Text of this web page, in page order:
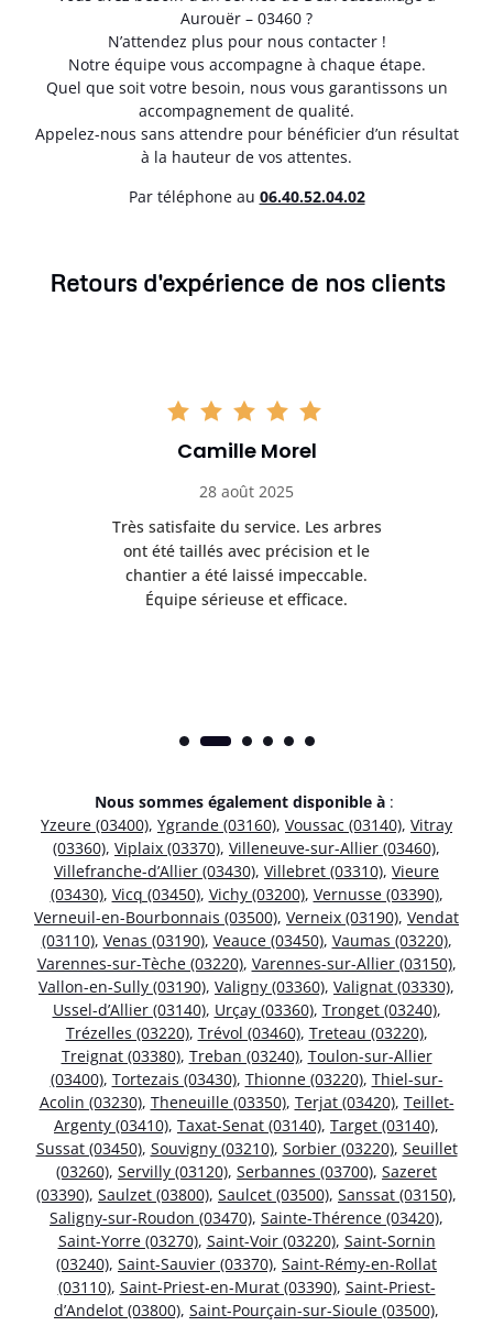
Aurouër – 03460 ?
N’attendez plus pour nous contacter !
Notre équipe vous accompagne à chaque étape.
Quel que soit votre besoin, nous vous garantissons un
accompagnement de qualité.
Appelez-nous sans attendre pour bénéficier d’un résultat
à la hauteur de vos attentes.
Par téléphone au 06.40.52.04.02
Retours d'expérience de nos clients
Camille Morel
28 août 2025
Très satisfaite du service. Les arbres
ont été taillés avec précision et le
chantier a été laissé impeccable.
Équipe sérieuse et efficace.
Nous sommes également disponible à :
Yzeure (03400), Ygrande (03160), Voussac (03140), Vitray
(03360), Viplaix (03370), Villeneuve-sur-Allier (03460),
Villefranche-d’Allier (03430), Villebret (03310), Vieure
(03430), Vicq (03450), Vichy (03200), Vernusse (03390),
Verneuil-en-Bourbonnais (03500), Verneix (03190), Vendat
(03110), Venas (03190), Veauce (03450), Vaumas (03220),
Varennes-sur-Tèche (03220), Varennes-sur-Allier (03150),
Vallon-en-Sully (03190), Valigny (03360), Valignat (03330),
Ussel-d’Allier (03140), Urçay (03360), Tronget (03240),
Trézelles (03220), Trévol (03460), Treteau (03220),
Treignat (03380), Treban (03240), Toulon-sur-Allier
(03400), Tortezais (03430), Thionne (03220), Thiel-sur-
Acolin (03230), Theneuille (03350), Terjat (03420), Teillet-
Argenty (03410), Taxat-Senat (03140), Target (03140),
Sussat (03450), Souvigny (03210), Sorbier (03220), Seuillet
(03260), Servilly (03120), Serbannes (03700), Sazeret
(03390), Saulzet (03800), Saulcet (03500), Sanssat (03150),
Saligny-sur-Roudon (03470), Sainte-Thérence (03420),
Saint-Yorre (03270), Saint-Voir (03220), Saint-Sornin
(03240), Saint-Sauvier (03370), Saint-Rémy-en-Rollat
(03110), Saint-Priest-en-Murat (03390), Saint-Priest-
d’Andelot (03800), Saint-Pourçain-sur-Sioule (03500),